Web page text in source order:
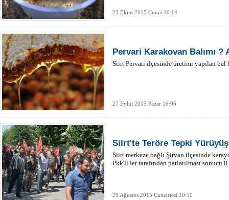
23 Ekim 2015 Cuma 10:14
Pervari Karakovan Balımı ?
Siirt Pervari ilçesinde üretimi yapılan bal
27 Eylül 2015 Pazar 16:06
Siirt'te Teröre Tepki
Siirt merkeze bağlı Şirvan ilçesinde
Pkk'li ler tarafından patlatılması sonucu
29 Ağustos 2015 Cumartesi 10:10